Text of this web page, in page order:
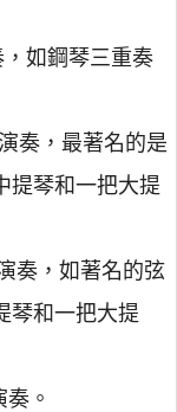
如鋼琴三重奏
奏，最著名的是
提琴和一把大提
奏，如著名的弦
琴和一把大提
。